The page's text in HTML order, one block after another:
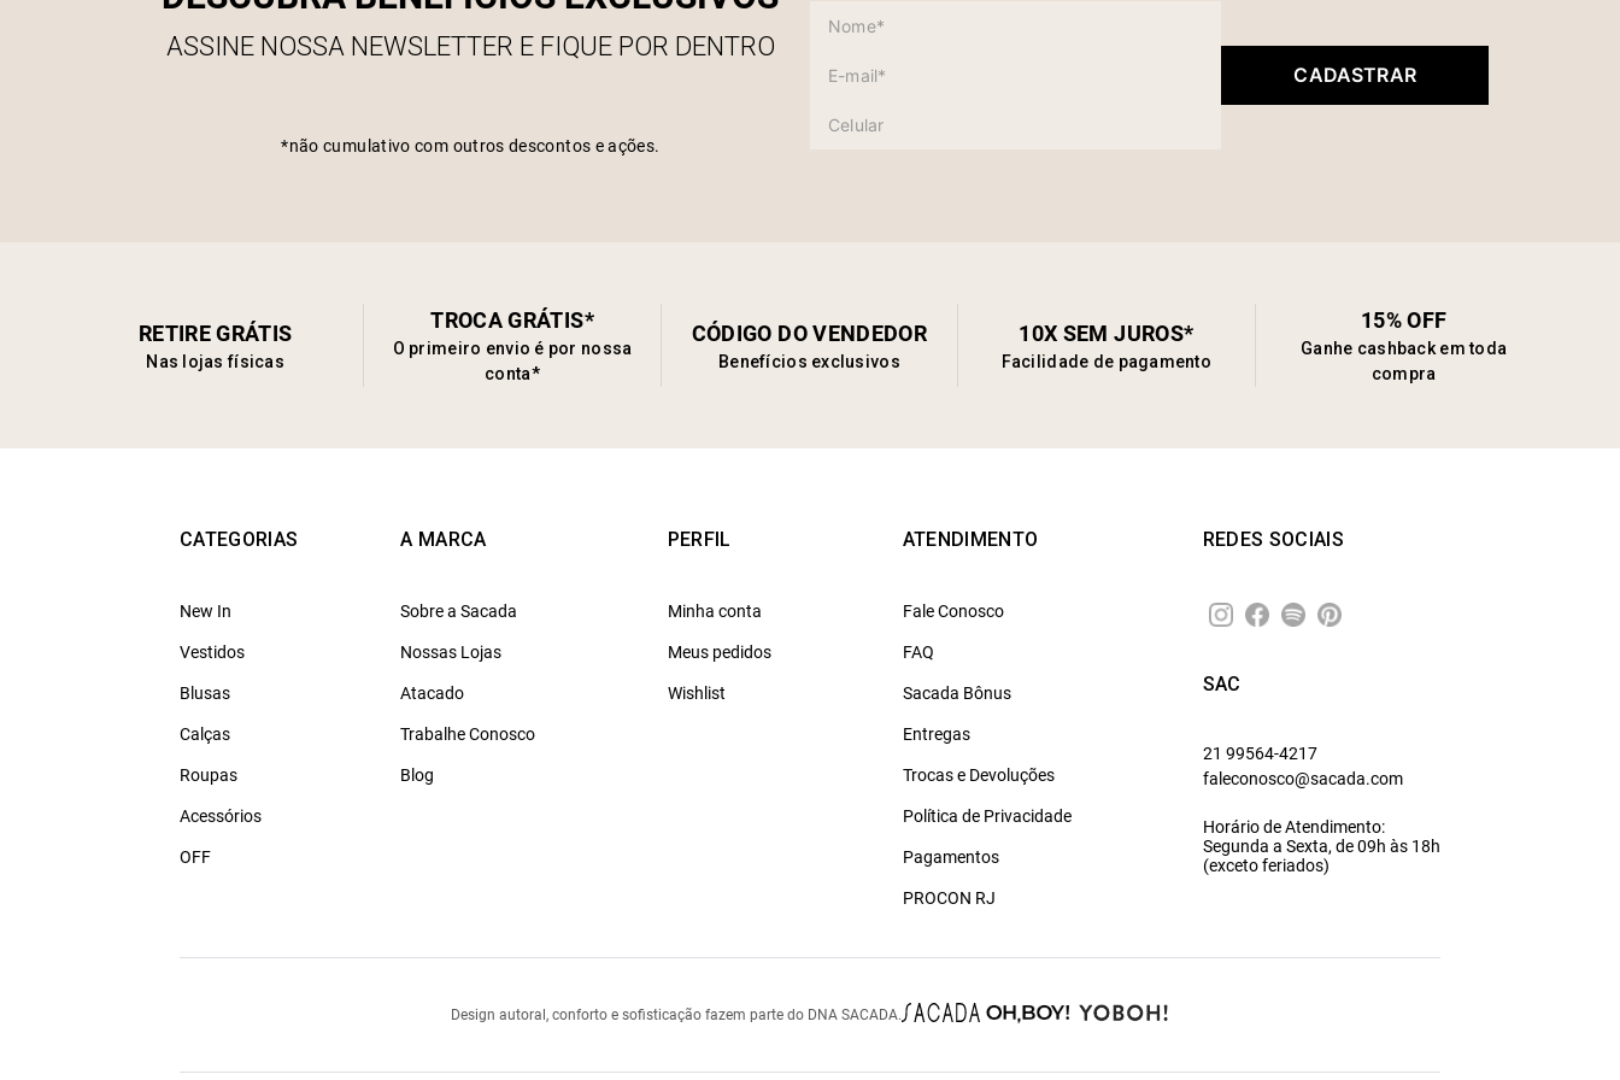
ASSINE NOSSA NEWSLETTER E FIQUE POR DENTRO
*não cumulativo com outros descontos e ações.
CADASTRAR
RETIRE GRÁTIS
Nas lojas físicas
TROCA GRÁTIS*
O primeiro envio é por nossa
conta*
CÓDIGO DO VENDEDOR
Benefícios exclusivos
10X SEM JUROS*
Facilidade de pagamento
15% OFF
Ganhe cashback em toda
compra
CATEGORIAS
New In
Vestidos
Blusas
Calças
Roupas
Acessórios
OFF
A MARCA
Sobre a Sacada
Nossas Lojas
Atacado
Trabalhe Conosco
Blog
PERFIL
Minha conta
Meus pedidos
Wishlist
ATENDIMENTO
Fale Conosco
FAQ
Sacada Bônus
Entregas
Trocas e Devoluções
Política de Privacidade
Pagamentos
PROCON RJ
REDES SOCIAIS
SAC
21 99564-4217
faleconosco@sacada.com
Horário de Atendimento:
Segunda a Sexta, de 09h às 18h
(exceto feriados)
Design autoral, conforto e sofisticação fazem parte do DNA SACADA.